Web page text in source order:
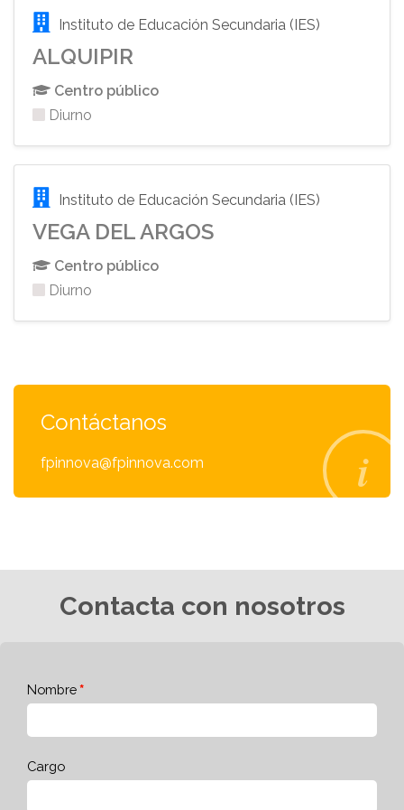
Instituto de Educación Secundaria (IES)
ALQUIPIR
Centro público
Diurno
Instituto de Educación Secundaria (IES)
VEGA DEL ARGOS
Centro público
Diurno
Contáctanos
fpinnova@fpinnova.com
Contacta con nosotros
Nombre
Cargo